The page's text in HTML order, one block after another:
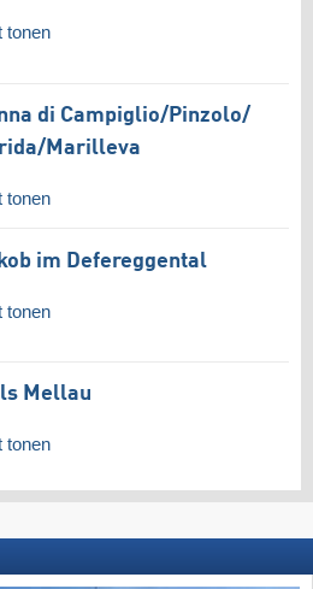
tonen
di Campiglio/​Pinzolo/​
​Marilleva
tonen
im Defereggental
tonen
Mellau
tonen